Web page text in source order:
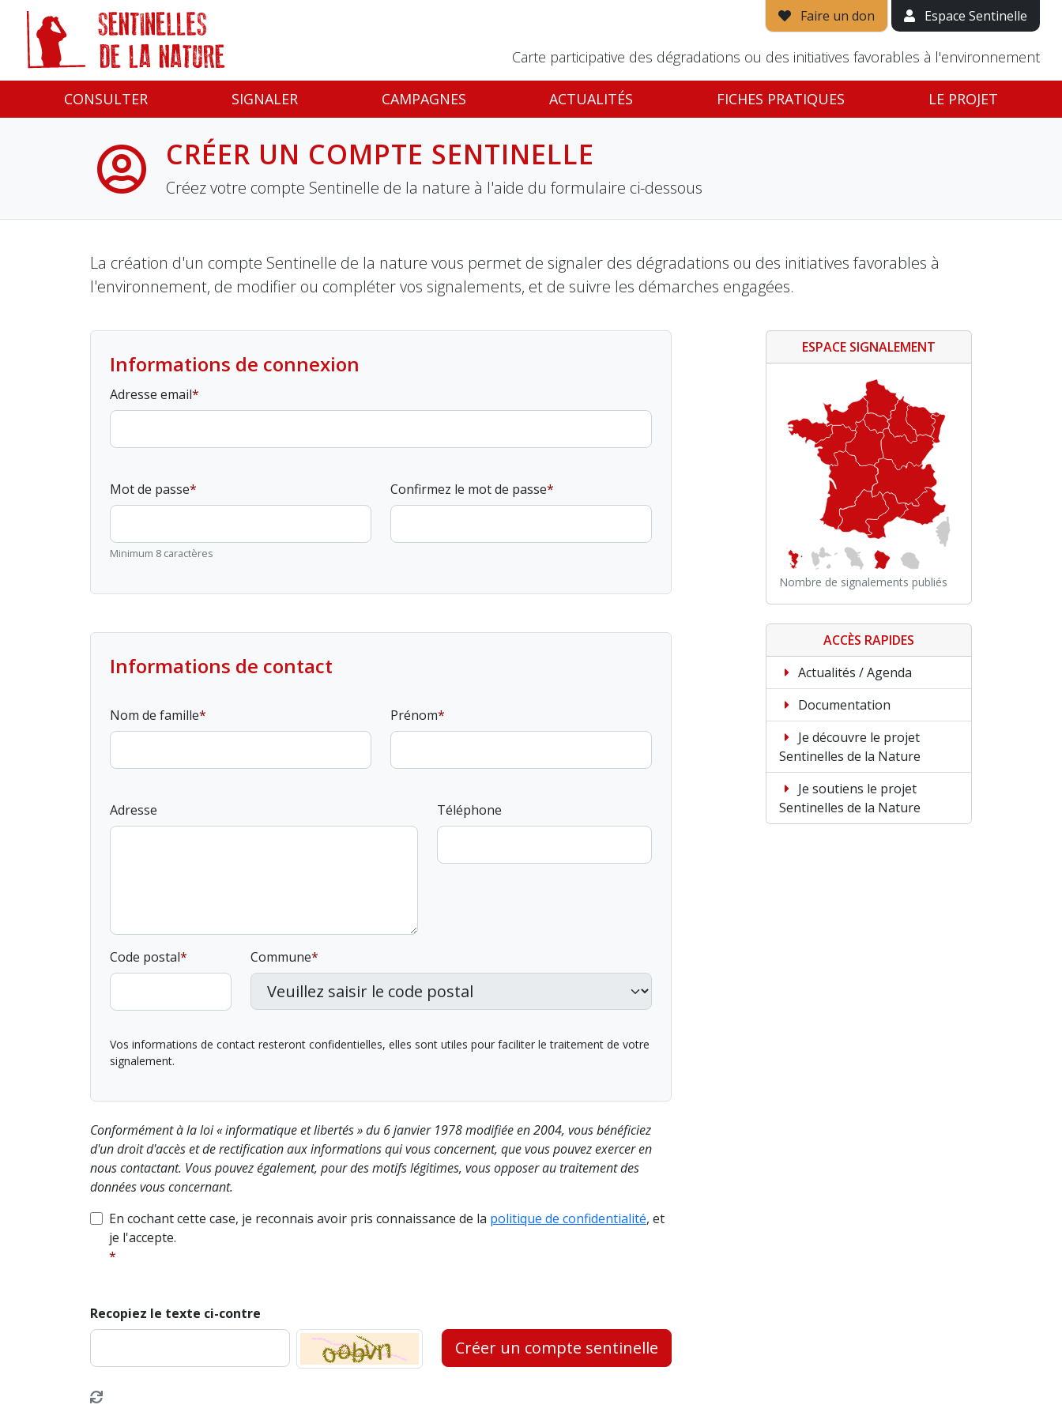
Faire un don Espace Sentinelle
Carte participative des dégradations ou des initiatives favorables à l'environnement
CONSULTER SIGNALER CAMPAGNES ACTUALITÉS FICHES PRATIQUES LE PROJET
CRÉER UN COMPTE SENTINELLE
Créez votre compte Sentinelle de la nature à l'aide du formulaire ci-dessous
La création d'un compte Sentinelle de la nature vous permet de signaler des dégradations ou des initiatives favorables à
l'environnement, de modifier ou compléter vos signalements, et de suivre les démarches engagées.
Informations de connexion
Adresse email
Mot de passe
Minimum 8 caractères
Confirmez le mot de passe
Informations de contact
Nom de famille Prénom
Adresse Téléphone
Code postal Commune
Vos informations de contact resteront confidentielles, elles sont utiles pour faciliter le traitement de votre
signalement.
Conformément à la loi « informatique et libertés » du 6 janvier 1978 modifiée en 2004, vous bénéficiez
d'un droit d'accès et de rectification aux informations qui vous concernent, que vous pouvez exercer en
nous contactant. Vous pouvez également, pour des motifs légitimes, vous opposer au traitement des
données vous concernant.
En cochant cette case, je reconnais avoir pris connaissance de la politique de confidentialité, et
je l'accepte.
Recopiez le texte ci-contre
Créer un compte sentinelle
ESPACE SIGNALEMENT
Nombre de signalements publiés
ACCÈS RAPIDES
Actualités / Agenda
Documentation
Je découvre le projet
Sentinelles de la Nature
Je soutiens le projet
Sentinelles de la Nature
Panneau de gestion des cookies